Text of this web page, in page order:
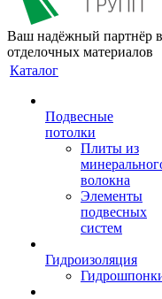
Ваш надёжный партнёр в
отделочных материалов
Каталог
Подвесные
потолки
Плиты из
волокна
Элементы
подвесных
систем
Гидроизоляция